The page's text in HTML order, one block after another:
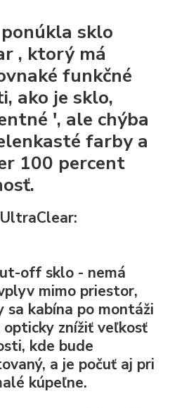
sklo
, ktorý má
funkčné
ako je sklo,
', ale chýba
farby a
100 percent
offsklo - nemá
mimo priestor,
sa kabína po montáži
opticky znížiť veľkosť
kde bude
a je počuť aj pri
kúpeľne.